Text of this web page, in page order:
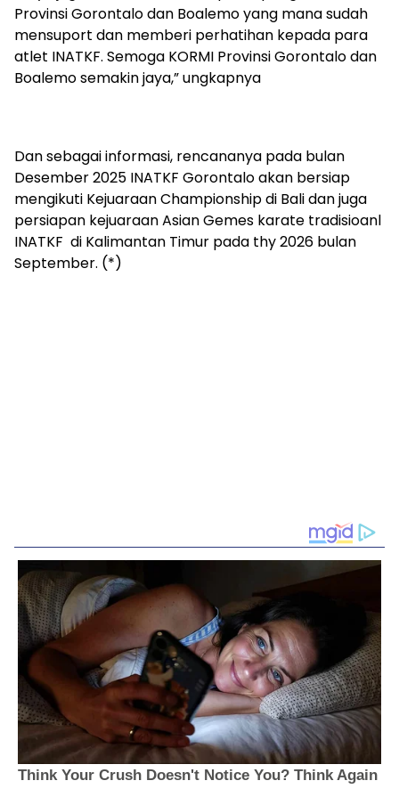
Provinsi Gorontalo dan Boalemo yang mana sudah
mensuport dan memberi perhatihan kepada para
atlet INATKF. Semoga KORMI Provinsi Gorontalo dan
Boalemo semakin jaya,” ungkapnya
Dan sebagai informasi, rencananya pada bulan
Desember 2025 INATKF Gorontalo akan bersiap
mengikuti Kejuaraan Championship di Bali dan juga
persiapan kejuaraan Asian Gemes karate tradisioanl
INATKF di Kalimantan Timur pada thy 2026 bulan
September. (*)